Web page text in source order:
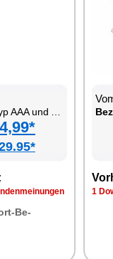
C-La­de­funk­ti­on
Be­
1